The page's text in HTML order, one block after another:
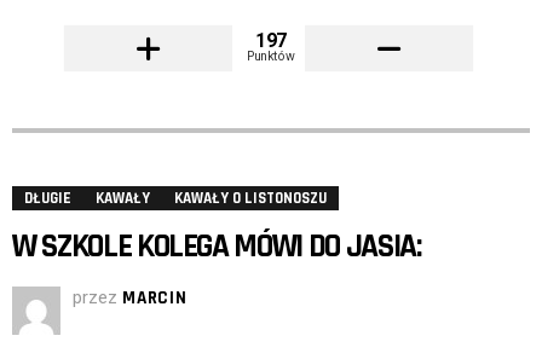
197
Punktów
DŁUGIE KAWAŁY KAWAŁY O LISTONOSZU
W SZKOLE KOLEGA MÓWI DO JASIA:
przez MARCIN